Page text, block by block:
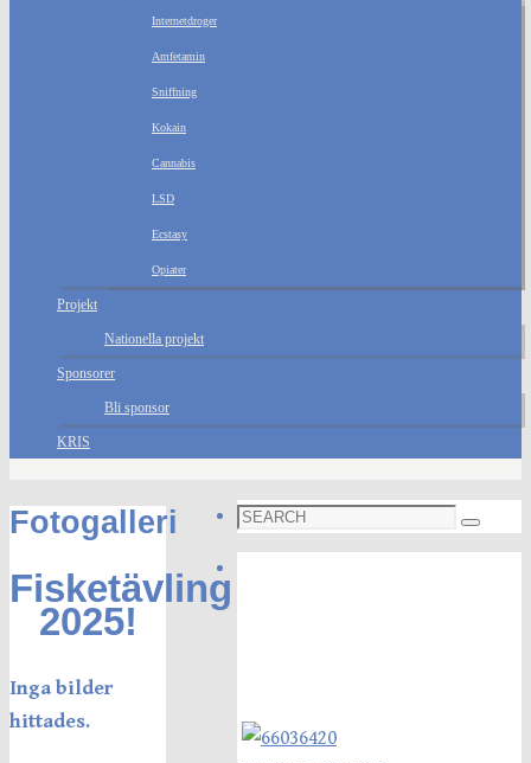
Internetdroger
Amfetamin
Sniffning
Kokain
Cannabis
LSD
Ecstasy
Opiater
Projekt
Nationella projekt
Sponsorer
Bli sponsor
KRIS
Fotogalleri
Fisketävling
2025!
Inga bilder
hittades.
Search
for:
Search